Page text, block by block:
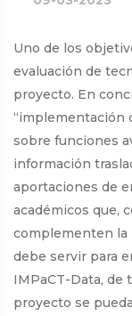
Uno de los
evaluación de
proyecto. En
“implementación
sobre funciones
información
aportaciones de
académicos que,
complementen la
debe servir para
IMPaCT-Data, de
proyecto se